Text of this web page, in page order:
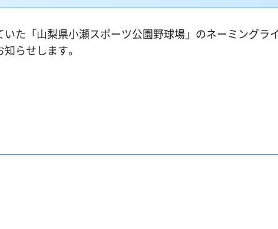
た「山梨県小瀬スポーツ公園野球場」のネーミングラ
らせします。